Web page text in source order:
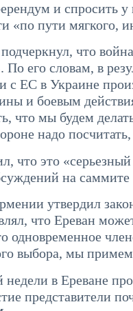
и спросить
«по пути мягкого,
что
его словам, в
с ЕС в Украине
и боевым
что мы будем
надо
что это
на
утвердил
что Ереван
одновременное
выбора, мы
недели в Ереване
представители